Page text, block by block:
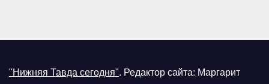
"Нижняя Тавда сегодня". Редактор сайта: Маргарит